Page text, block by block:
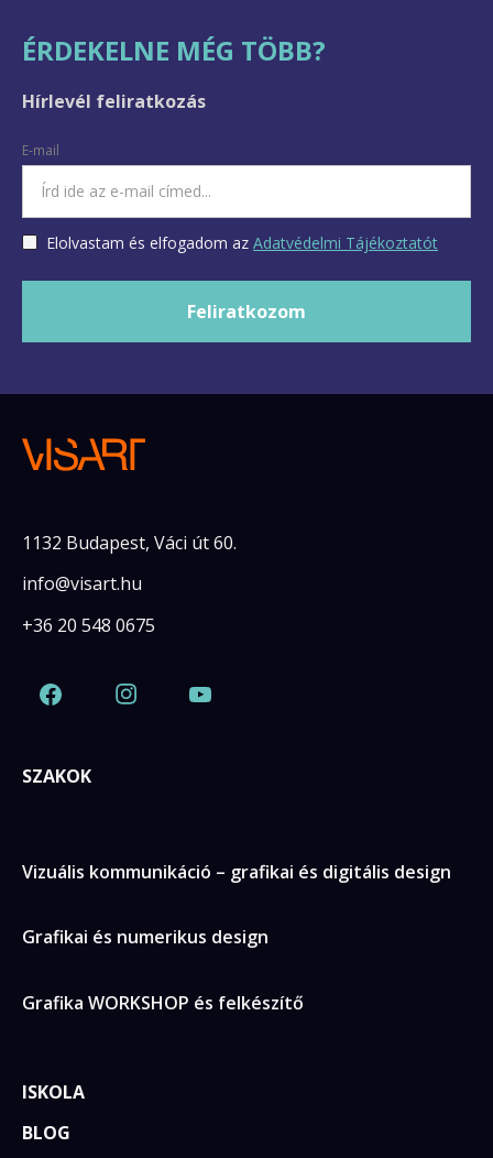
ÉRDEKELNE MÉG TÖBB?
Hírlevél feliratkozás
E-mail
Elolvastam és elfogadom az Adatvédelmi Tájékoztatót
1132 Budapest, Váci út 60.
info@visart.hu
+36 20 548 0675
ISKOLA
BLOG
SZAKOK
Vizuális kommunikáció – grafikai és digitális design
Grafikai és numerikus design
Grafika WORKSHOP és felkészítő